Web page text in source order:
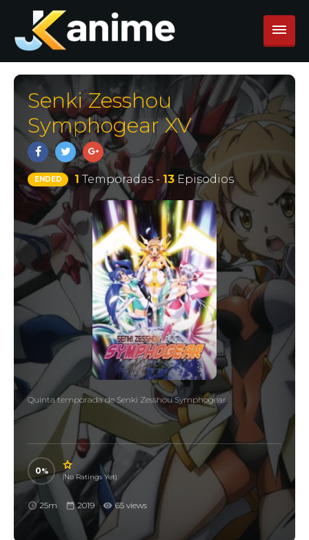
Senki Zesshou
Symphogear XV
ENDED 1 Temporadas - 13Episodios
Quinta temporada de Senki Zesshou Symphogear
0
(No Ratings Yet)
25m 2019 65 views